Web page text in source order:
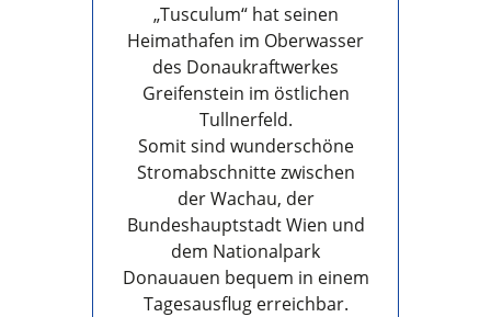
„Tusculum“ hat seinen
Heimathafen im Oberwasser
des Donaukraftwerkes
Greifenstein im östlichen
Tullnerfeld.
Somit sind wunderschöne
Stromabschnitte zwischen
der Wachau, der
Bundeshauptstadt Wien und
dem Nationalpark
Donauauen bequem in einem
Tagesausflug erreichbar.